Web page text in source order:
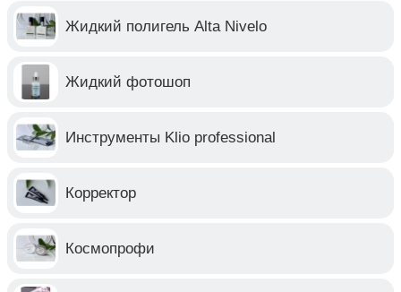
Жидкий полигель Alta Nivelo
Жидкий фотошоп
Инструменты Klio professional
Корректор
Космопрофи